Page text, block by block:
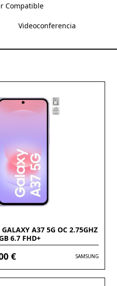
Compatible
Videoconferencia
A37 5G OC 2.75GHZ
6.7 FHD+
€ SAMSUNG